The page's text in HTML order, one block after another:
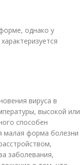
однако у
вируса в
высокой или
способен
малая форма болезни
заболевания,